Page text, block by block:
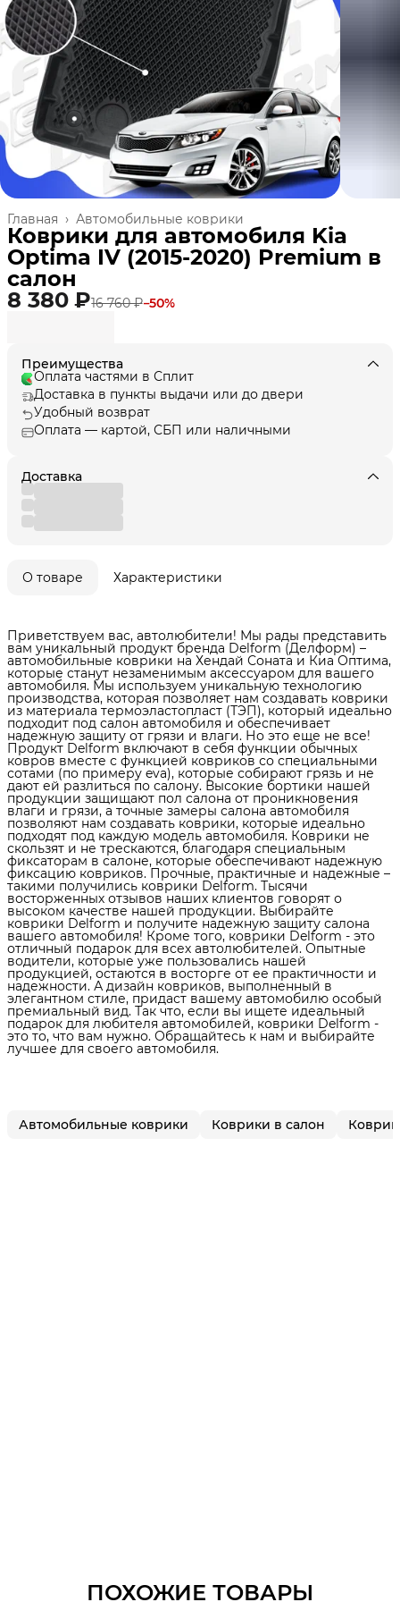
Автомобильные коврики
Главная ›
Коврики для автомобиля Kia
Optima IV (2015-2020) Premium в
cалон
8 380 ₽16 760 ₽−50%
Преимущества
Оплата частями в Сплит
Доставка в пункты выдачи или до двери
Удобный возврат
Оплата — картой, СБП или наличными
Доставка
О товаре Характеристики
Приветствуем вас, автолюбители! Мы рады представить
вам уникальный продукт бренда Delform (Делформ) –
автомобильные коврики на Хендай Соната и Киа Оптима,
которые станут незаменимым аксессуаром для вашего
автомобиля. Мы используем уникальную технологию
производства, которая позволяет нам создавать коврики
из материала термоэластопласт (ТЭП), который идеально
подходит под салон автомобиля и обеспечивает
надежную защиту от грязи и влаги. Но это еще не все!
Продукт Delform включают в себя функции обычных
ковров вместе с функцией ковриков со специальными
сотами (по примеру eva), которые собирают грязь и не
дают ей разлиться по салону. Высокие бортики нашей
продукции защищают пол салона от проникновения
влаги и грязи, а точные замеры салона автомобиля
позволяют нам создавать коврики, которые идеально
подходят под каждую модель автомобиля. Коврики не
скользят и не трескаются, благодаря специальным
фиксаторам в салоне, которые обеспечивают надежную
фиксацию ковриков. Прочные, практичные и надежные –
такими получились коврики Delform. Тысячи
восторженных отзывов наших клиентов говорят о
высоком качестве нашей продукции. Выбирайте
коврики Delform и получите надежную защиту салона
вашего автомобиля! Кроме того, коврики Delform - это
отличный подарок для всех автолюбителей. Опытные
водители, которые уже пользовались нашей
продукцией, остаются в восторге от ее практичности и
надежности. А дизайн ковриков, выполненный в
элегантном стиле, придаст вашему автомобилю особый
премиальный вид. Так что, если вы ищете идеальный
подарок для любителя автомобилей, коврики Delform -
это то, что вам нужно. Обращайтесь к нам и выбирайте
лучшее для своего автомобиля.
Автомобильные коврики Коврики в салон
ПОХОЖИЕ ТОВАРЫ